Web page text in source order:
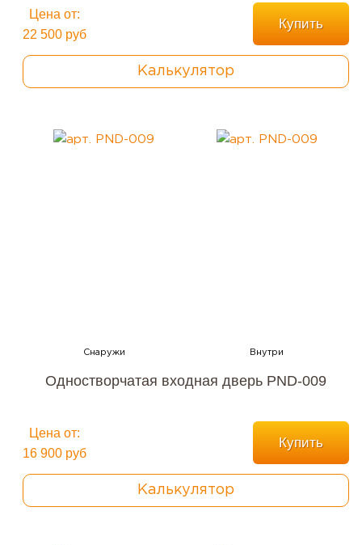
Цена от:
22 500 руб
Купить
Калькулятор
Одностворчатая входная дверь PND-009
Цена от:
16 900 руб
Купить
Калькулятор